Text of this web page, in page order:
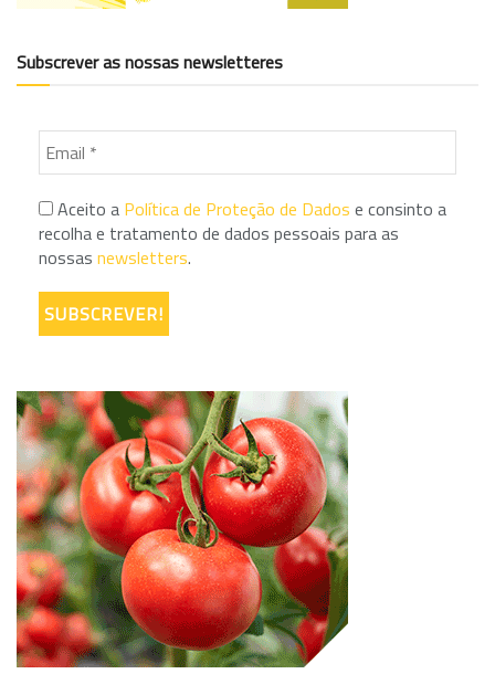
Subscrever as nossas newsletteres
Aceito a Política de Proteção de Dados e consinto a
recolha e tratamento de dados pessoais para as
nossas newsletters.